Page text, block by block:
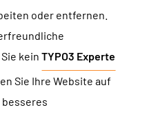
Testen
oder entfernen.
kein TYPO3 Experte
Sie Ihre Website auf